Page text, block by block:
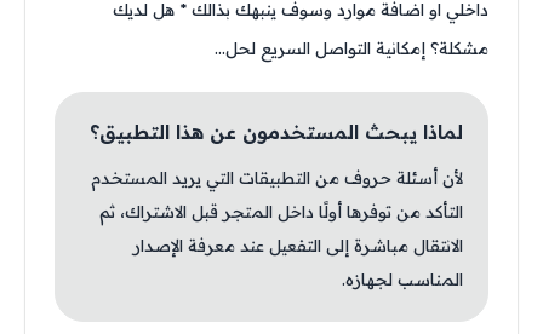
داخلي او اضافة موارد وسوف ينبهك بذالك * هل لديك
مشكلة؟ إمكانية التواصل السريع لحل...
لماذا يبحث المستخدمون عن هذا التطبيق؟
لأن أسئلة حروف من التطبيقات التي يريد المستخدم
التأكد من توفرها أولًا داخل المتجر قبل الاشتراك، ثم
الانتقال مباشرة إلى التفعيل عند معرفة الإصدار
المناسب لجهازه.